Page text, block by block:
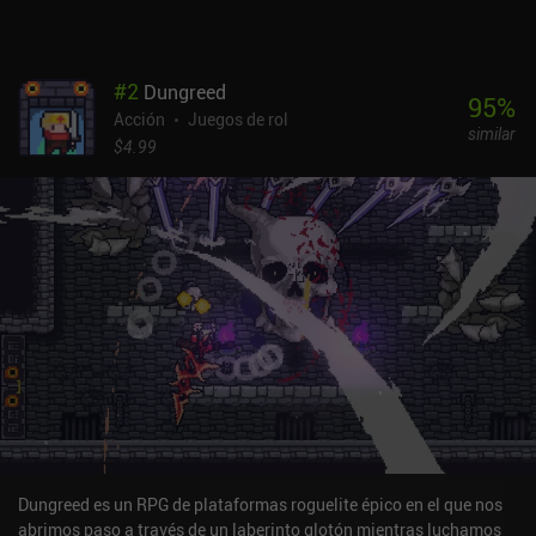
desafiante. Es un juego pulido con horas de contenido que los fans
del género deben probar.
#2 Dungreed
Acción
Juegos de rol
$4.99
95%
similar
Dungreed es un RPG de plataformas roguelite épico en el que nos
abrimos paso a través de un laberinto glotón mientras luchamos